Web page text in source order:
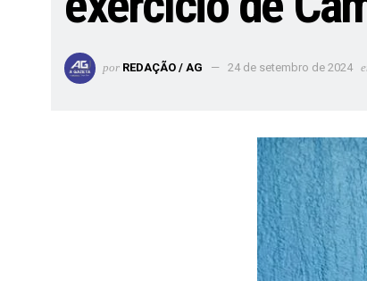
por REDAÇÃO / AG 24 de setembro de 2024